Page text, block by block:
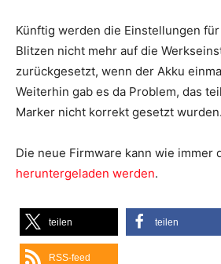
Künftig werden die Einstellungen
Blitzen nicht mehr auf die
zurückgesetzt, wenn der Akku
Weiterhin gab es da Problem, das
Marker nicht korrekt gesetzt wurden.
Die neue Firmware kann wie immer
heruntergeladen werden.
teilen teilen
RSS-feed